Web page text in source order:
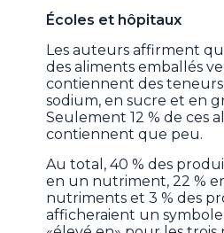
Écoles et hôpitaux
Les auteurs affirment
des aliments emballés
contiennent des teneurs
sodium, en sucre et en
Seulement 12 % de ces
contiennent que peu.
Au total, 40 % des
en un nutriment, 22 %
nutriments et 3 % des
afficheraient un